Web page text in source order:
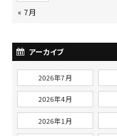
« 7月
アーカイブ
2026年7月
2026年4月
2026年1月